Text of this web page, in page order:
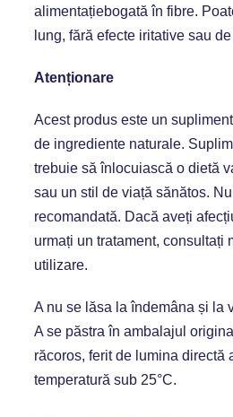
alimentațiebogată în fibre.
lung, fără efecte iritative sau
Atenționare
Acest produs este un
de ingrediente naturale.
trebuie să înlocuiască o dietă
sau un stil de viață sănătos.
recomandată. Dacă aveți
urmați un tratament, consultați
utilizare.
A nu se lăsa la îndemâna și la
A se păstra în ambalajul
răcoros, ferit de lumina directă
temperatură sub 25°C.